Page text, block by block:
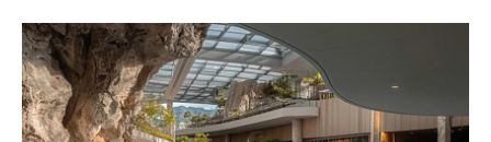
Андрей Травников поблагодарил новосибирских
строителей за вклад в развитие региона